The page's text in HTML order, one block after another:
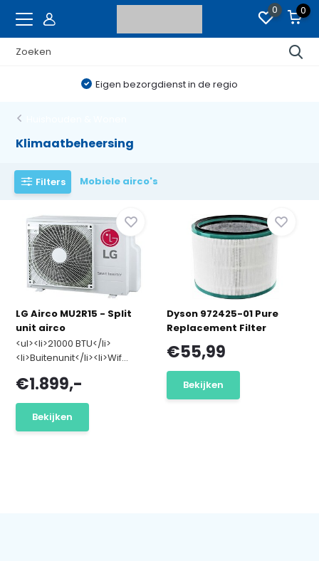
0 0
Eigen bezorgdienst in de regio
Klimaatbeheersing
Filters Mobiele airco's
LG Airco MU2R15 - Split
unit airco
<ul><li>21000 BTU</li>
<li>Buitenunit</li><li>Wif...
€1.899,-
Bekijken
Dyson 972425-01 Pure
Replacement Filter
€55,99
Bekijken